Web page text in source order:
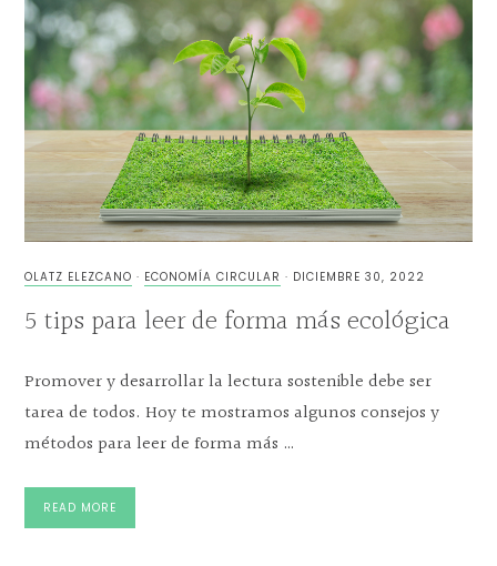
OLATZ ELEZCANO · ECONOMÍA CIRCULAR · DICIEMBRE 30, 2022
5 tips para leer de forma más ecológica
Promover y desarrollar la lectura sostenible debe ser
tarea de todos. Hoy te mostramos algunos consejos y
métodos para leer de forma más …
READ MORE